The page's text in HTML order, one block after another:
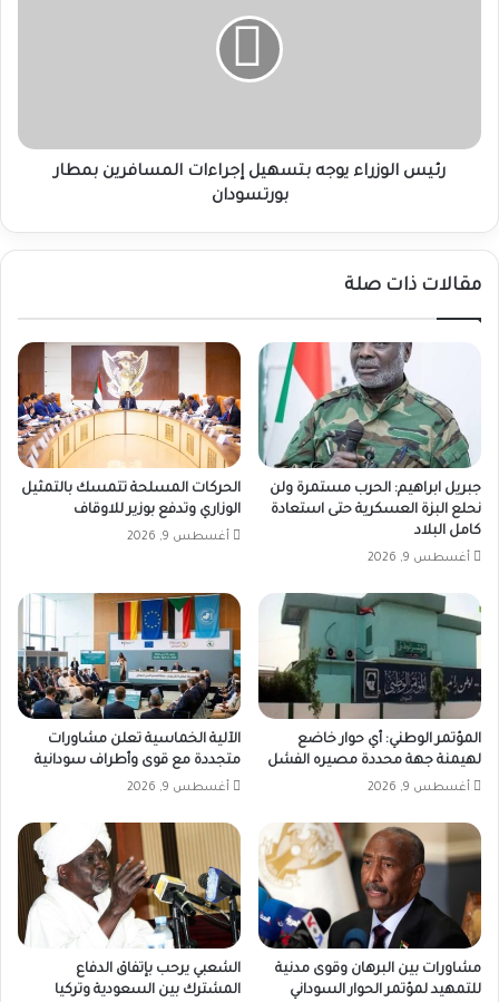
رئيس الوزراء يوجه بتسهيل إجراءات المسافرين بمطار
بورتسودان
مقالات ذات صلة
جبريل ابراهيم: الحرب مستمرة ولن
نحلع البزة العسكرية حتى استعادة
كامل البلاد
أغسطس 9, 2026
الحركات المسلحة تتمسك بالتمثيل
الوزاري وتدفع بوزير للاوقاف
أغسطس 9, 2026
المؤتمر الوطني: أي حوار خاضع
لهيمنة جهة محددة مصيره الفشل
أغسطس 9, 2026
الآلية الخماسية تعلن مشاورات
متجددة مع قوى وأطراف سودانية
أغسطس 9, 2026
مشاورات بين البرهان وقوى مدنية
للتمهيد لمؤتمر الحوار السوداني
الشعبي يرحب بإتفاق الدفاع
المشترك بين السعودية وتركيا